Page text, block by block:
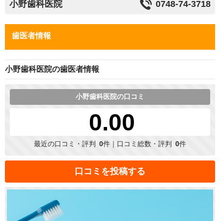
小野歯科医院 0748-74-3718
歯医者情報
小野歯科医院の歯医者情報
小野歯科医院の口コミ
0.00
最近の口コミ・評判 0件｜口コミ総数・評判 0件
口コミを投稿する